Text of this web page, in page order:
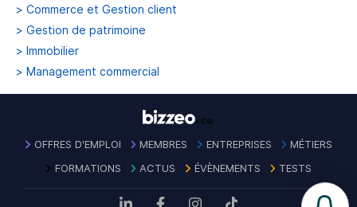
> Commerce et Gestion client
> Gestion de patrimoine
> Immobilier
> Management commercial
OFFRES D'EMPLOI MEMBRES ENTREPRISES
MÉTIERS
FORMATIONS
ACTUS ÉVÈNEMENTS TESTS